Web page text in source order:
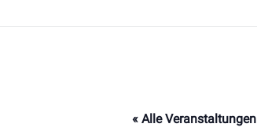
« Alle Veranstaltungen